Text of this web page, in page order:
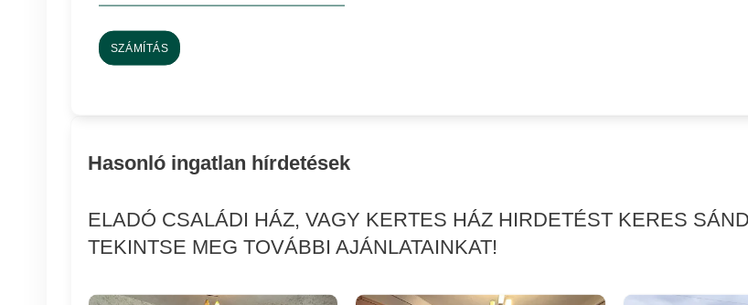
SZÁMÍTÁS
Hasonló ingatlan hírdetések
ELADÓ CSALÁDI HÁZ, VAGY KERTES HÁZ HIRDETÉST KERES
TEKINTSE MEG TOVÁBBI AJÁNLATAINKAT!